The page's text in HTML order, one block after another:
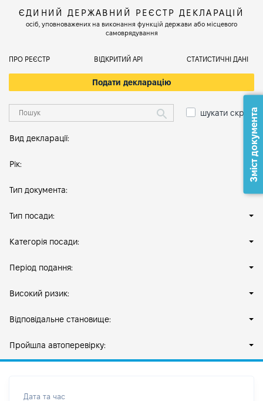
ЄДИНИЙ ДЕРЖАВНИЙ РЕЄСТР ДЕКЛАРАЦІЙ
осіб, уповноважених на виконання функцій держави або місцевого
самоврядування
ПРО РЕЄСТР ВІДКРИТИЙ АРІ СТАТИСТИЧНІ ДАНІ
Подати декларацію
шукати скрізь
Вид декларації:
Рік:
Тип документа:
Тип посади:
Категорія посади:
Період подання:
Високий ризик:
Відповідальне становище:
Пройшла автоперевірку:
Дата та час
Зміст документа